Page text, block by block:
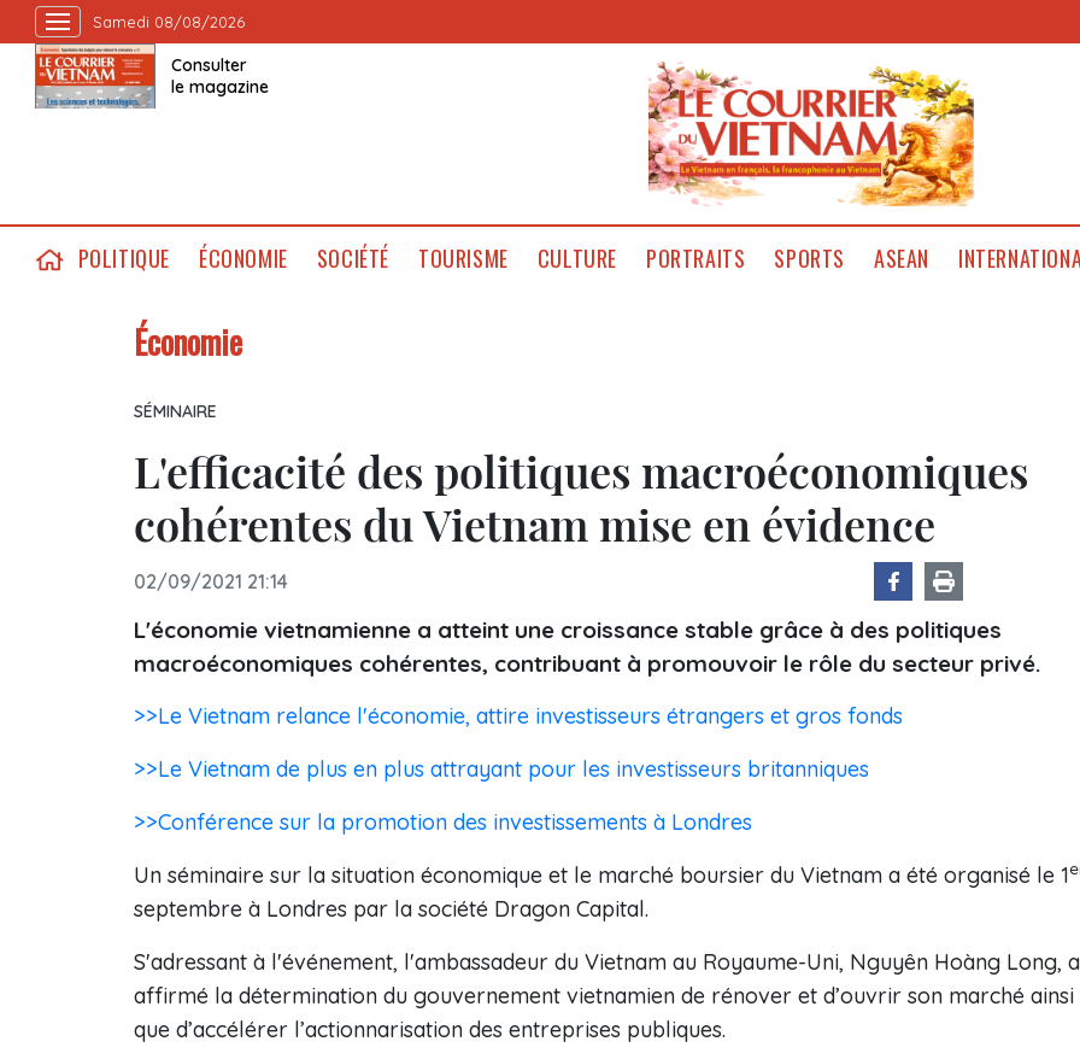
Samedi 08/08/2026
Consulter
le magazine
POLITIQUE ÉCONOMIE SOCIÉTÉ TOURISME CULTURE PORTRAITS SPORTS ASEAN
Économie
SÉMINAIRE
L'efficacité des politiques macroéconomiques
cohérentes du Vietnam mise en évidence
02/09/2021 21:14
L'économie vietnamienne a atteint une croissance stable grâce à des politiques
macroéconomiques cohérentes, contribuant à promouvoir le rôle du secteur privé.
>>Le Vietnam relance l'économie, attire investisseurs étrangers et gros fonds
>>Le Vietnam de plus en plus attrayant pour les investisseurs britanniques
>>Conférence sur la promotion des investissements à Londres
Un séminaire sur la situation économique et le marché boursier du Vietnam a été organisé le 1
septembre à Londres par la société Dragon Capital.
S'adressant à l'événement, l'ambassadeur du Vietnam au Royaume-Uni, Nguyên Hoàng Long, a
affirmé la détermination du gouvernement vietnamien de rénover et d’ouvrir son marché ainsi
que d’accélérer l’actionnarisation des entreprises publiques.